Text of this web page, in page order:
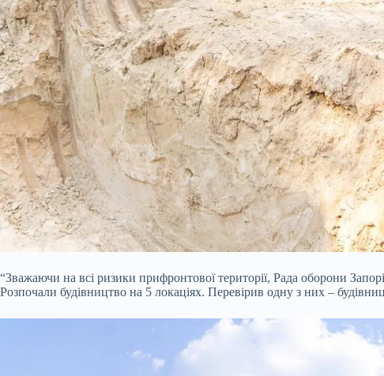
“Зважаючи на всі ризики прифронтової території, Рада оборони
Розпочали будівництво на 5 локаціях. Перевірив одну з них –